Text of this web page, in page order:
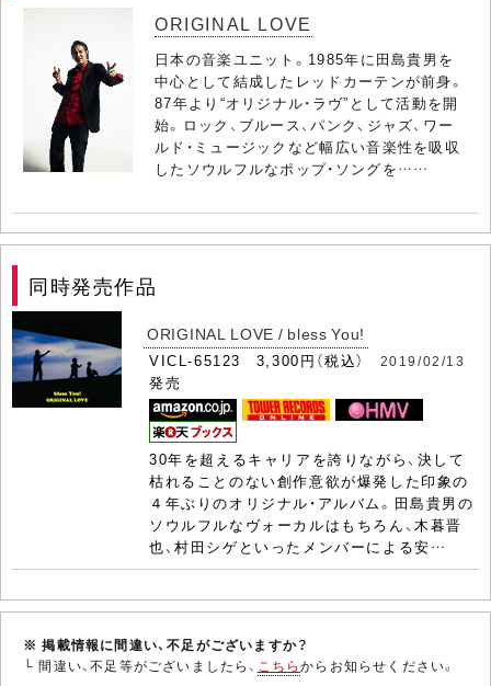
ORIGINAL LOVE
日本の音楽ユニット。1985年に田島貴男を
中心として結成したレッドカーテンが前身。
87年より“オリジナル・ラヴ”として活動を開
始。ロック、ブルース、パンク、ジャズ、ワー
ルド・ミュージックなど幅広い音楽性を吸収
したソウルフルなポップ・ソングを……
同時発売作品
ORIGINAL LOVE / bless You!
VICL-65123 3,300円（税込） 2019/02/13
発売
30年を超えるキャリアを誇りながら、決して
枯れることのない創作意欲が爆発した印象の
４年ぶりのオリジナル・アルバム。田島貴男の
ソウルフルなヴォーカルはもちろん、木暮晋
也、村田シゲといったメンバーによる安…
※ 掲載情報に間違い、不足がございますか？
└ 間違い、不足等がございましたら、 こちらからお知らせください。